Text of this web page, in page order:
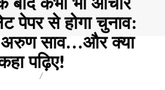
पेपर से होगा चुनाव:
अरुण साव…और क्या
पढ़िए!